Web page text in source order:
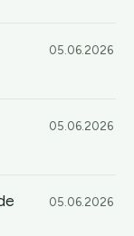
05.06.2026
05.06.2026
05.06.2026